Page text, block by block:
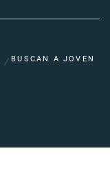
BUSCAN A JOVEN